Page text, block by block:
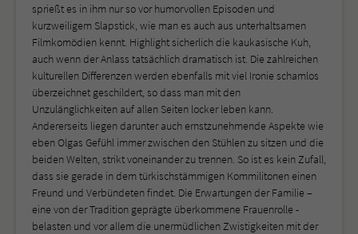
sprießt es in ihm nur so vor humorvollen Episoden und
kurzweiligem Slapstick, wie man es auch aus unterhaltsamen
Filmkomödien kennt. Highlight sicherlich die kaukasische Kuh,
auch wenn der Anlass tatsächlich dramatisch ist. Die zahlreichen
kulturellen Differenzen werden ebenfalls mit viel Ironie schamlos
überzeichnet geschildert, so dass man mit den
Unzulänglichkeiten auf allen Seiten locker leben kann.
Andererseits liegen darunter auch ernstzunehmende Aspekte wie
eben Olgas Gefühl immer zwischen den Stühlen zu sitzen und die
beiden Welten, strikt voneinander zu trennen. So ist es kein Zufall,
dass sie gerade in dem türkischstämmigen Kommilitonen einen
Freund und Verbündeten findet. Die Erwartungen der Familie –
eine von der Tradition geprägte überkommene Frauenrolle -
belasten und vor allem die unermüdlichen Zwistigkeiten mit der